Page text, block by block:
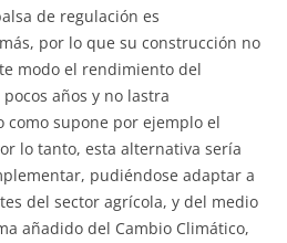
de regulación es
por lo que su construcción no
modo el rendimiento del
años y no lastra
como supone por ejemplo el
lo tanto, esta alternativa sería
pudiéndose adaptar a
del sector agrícola, y del medio
añadido del Cambio Climático,